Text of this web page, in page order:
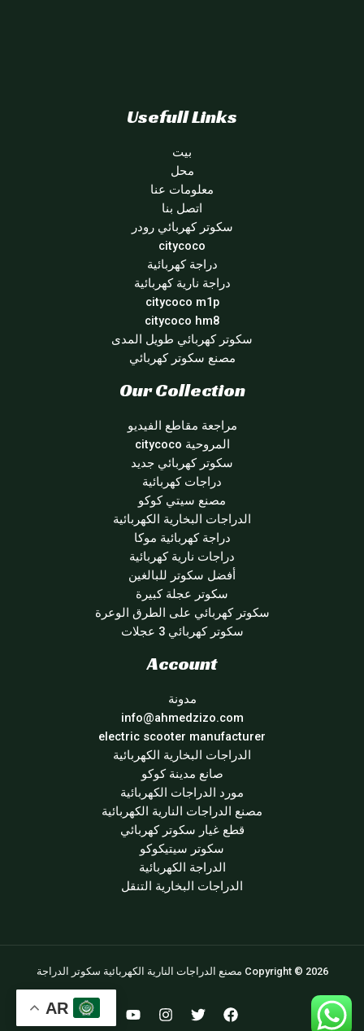
Usefull Links
بيت
محل
معلومات عنا
اتصل بنا
سكوتر كهربائي رودر
citycoco
دراجة كهربائية
دراجة نارية كهربائية
citycoco m1p
citycoco hm8
سكوتر كهربائي طويل المدى
مصنع سكوتر كهربائي
Our Collection
مراجعة مقاطع الفيديو
المروحية citycoco
سكوتر كهربائي جديد
دراجات كهربائية
مصنع سيتي كوكو
الدراجات البخارية الكهربائية
دراجة كهربائية موكا
دراجات نارية كهربائية
أفضل سكوتر للبالغين
سكوتر عجلة كبيرة
سكوتر كهربائي على الطرق الوعرة
سكوتر كهربائي 3 عجلات
Account
مدونة
info@ahmedzizo.com
electric scooter manufacturer
الدراجات البخارية الكهربائية
صانع مدينة كوكو
مورد الدراجات الكهربائية
مصنع الدراجات النارية الكهربائية
قطع غيار سكوتر كهربائي
سكوتر سيتيكوكو
الدراجة الكهربائية
الدراجات البخارية التنقل
Copyright © 2026 مصنع الدراجات النارية الكهربائية سكوتر الدراجة
AR